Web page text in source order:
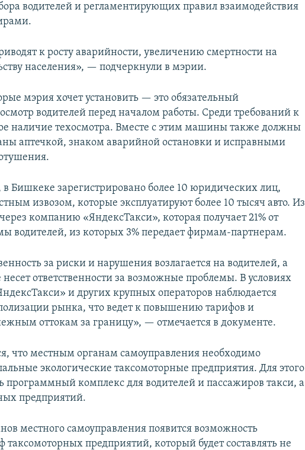
водителей и регламентирующих правил взаимодействия
к росту аварийности, увеличению смертности на
населения», — подчеркнули в мэрии.
мэрия хочет установить — это обязательный
водителей перед началом работы. Среди требований к
наличие техосмотра. Вместе с этим машины также должны
аптечкой, знаком аварийной остановки и исправными
Бишкеке зарегистрировано более 10 юридических лиц,
извозом, которые эксплуатируют более 10 тысяч авто. Из
компанию «ЯндексТакси», которая получает 21% от
водителей, из которых 3% передает фирмам-партнерам.
за риски и нарушения возлагается на водителей, а
ответственности за возможные проблемы. В условиях
и других крупных операторов наблюдается
рынка, что ведет к повышению тарифов и
оттокам за границу», — отмечается в документе.
что местным органам самоуправления необходимо
экологические таксомоторные предприятия. Для этого
программный комплекс для водителей и пассажиров такси, а
предприятий.
местного самоуправления появится возможность
таксомоторных предприятий, который будет составлять не